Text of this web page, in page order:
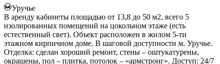
Уручье
В аренду кабинеты площадью от 13,8 до 50 м2, всего 5
изолированных помещений на цокольном этаже (есть
естественный свет). Объект расположен в жилом 5-ти
этажном кирпичном доме. В шаговой доступности м. Уручье.
Отделка: сделан хороший ремонт, стены – оштукатурены,
окрашены, пол – плитка, потолок – «армстронг». Доступ: 24/7